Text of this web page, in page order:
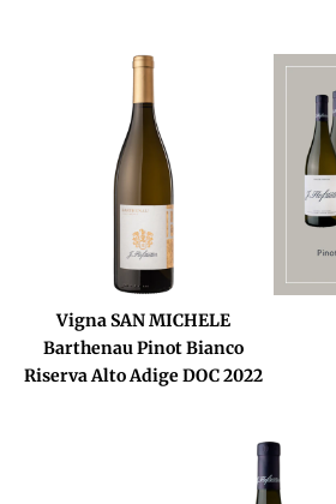
Vigna SAN MICHELE
Barthenau Pinot Bianco
Riserva Alto Adige DOC 2022